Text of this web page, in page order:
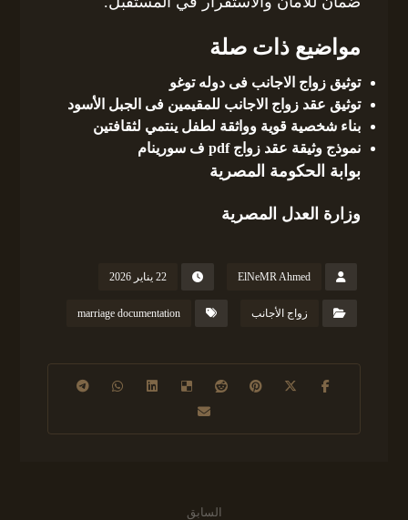
مواضيع ذات صلة
توثيق زواج الاجانب فى دوله توغو
توثيق عقد زواج الاجانب للمقيمين فى الجبل الأسود
بناء شخصية قوية وواثقة لطفل ينتمي لثقافتين
نموذج وثيقة عقد زواج pdf ف سورينام
بوابة الحكومة المصرية
وزارة العدل المصرية
ElNeMR Ahmed 22 يناير 2026
زواج الأجانب marriage documentation
السابق